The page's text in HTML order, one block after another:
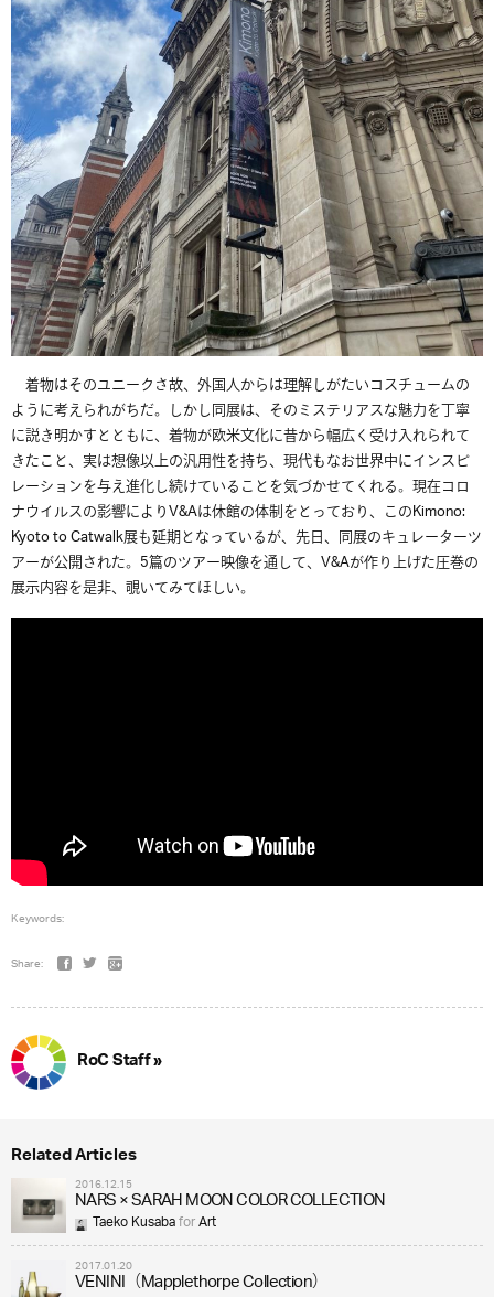
着物はそのユニークさ故、 外国人からは理解しがたいコスチュームの
ように考えられがちだ。 しかし同展は、 そのミステリアスな魅力を丁寧
に説き明かすとともに、着物が欧米文化に昔から幅広く受け入れられて
きたこと、実は想像以上の汎用性を持ち、 現代もなお世界中にインスピ
レーションを与え進化し続けていることを気づかせてくれる。現在コロ
ナウイルスの影響によりV&Aは休館の体制をとっており、このKimono:
Kyoto to Catwalk展も延期となっているが、先日、 同展のキュレーターツ
アーが公開された。 5篇のツアー映像を通して、V&Aが作り上げた圧巻の
展示内容を是非、覗いてみてほしい。
Keywords:
Share:
RoC Staff »
Related Articles
2016.12.15
NARS × SARAH MOON COLOR COLLECTION
Taeko KusabaforArt
2017.01.20
VENINI（Mapplethorpe Collection）